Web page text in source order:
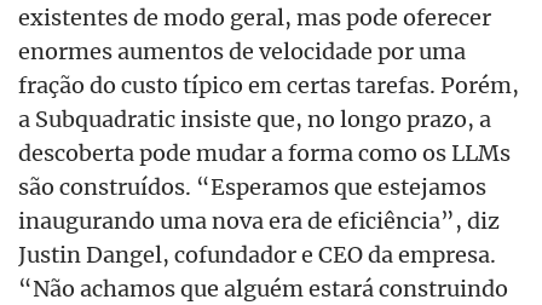
existentes de modo geral, mas pode oferecer
enormes aumentos de velocidade por uma
fração do custo típico em certas tarefas. Porém,
a Subquadratic insiste que, no longo prazo, a
descoberta pode mudar a forma como os LLMs
são construídos. “Esperamos que estejamos
inaugurando uma nova era de eficiência”, diz
Justin Dangel, cofundador e CEO da empresa.
“Não achamos que alguém estará construindo